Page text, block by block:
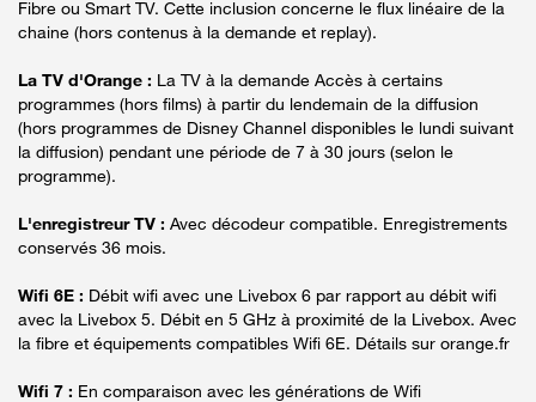
Fibre ou Smart TV. Cette inclusion concerne le flux linéaire de la
chaine (hors contenus à la demande et replay).
La TV d'Orange : La TV à la demande Accès à certains
programmes (hors films) à partir du lendemain de la diffusion
(hors programmes de Disney Channel disponibles le lundi suivant
la diffusion) pendant une période de 7 à 30 jours (selon le
programme).
L'enregistreur TV : Avec décodeur compatible. Enregistrements
conservés 36 mois.
Wifi 6E : Débit wifi avec une Livebox 6 par rapport au débit wifi
avec la Livebox 5. Débit en 5 GHz à proximité de la Livebox. Avec
la fibre et équipements compatibles Wifi 6E. Détails sur orange.fr
Wifi 7 : En comparaison avec les générations de Wifi